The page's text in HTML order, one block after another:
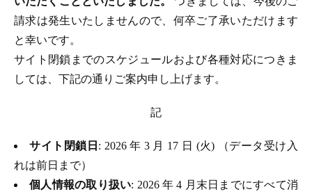
請求は発生いたしませんので、何卒ご了承いただけます
と幸いです。
サイト閉鎖までのスケジュールおよび各種対応につきま
しては、下記の通りご案内申し上げます。
記
サイト閉鎖日 : 2026 年 3 月 17 日 (火) （データ受け入
れは前日まで）
個人情報の取り扱い: 2026 年 4 月末日までにすべて消